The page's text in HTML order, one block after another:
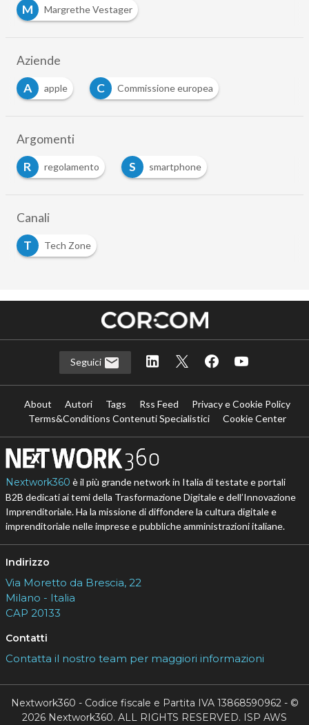
M
Margrethe Vestager
Aziende
A
apple C Commissione europea
Argomenti
R
regolamento S smartphone
Canali
T
Tech Zone
Seguici
About Autori Tags Rss Feed
Privacy e Cookie Policy
Terms&Conditions Contenuti Specialistici
Cookie Center
Nextwork360 è il più grande network in Italia di testate e portali
B2B dedicati ai temi della Trasformazione Digitale e dell’Innovazione
Imprenditoriale. Ha la missione di diffondere la cultura digitale e
imprenditoriale nelle imprese e pubbliche amministrazioni italiane.
Indirizzo
Via Moretto da Brescia, 22
Milano - Italia
CAP 20133
Contatti
Contatta il nostro team per maggiori informazioni
Nextwork360 - Codice fiscale e Partita IVA 13868590962 - ©
2026 Nextwork360. ALL RIGHTS RESERVED. ISP AWS